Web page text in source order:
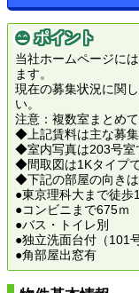
ポイント
当社ホームページに
ます。
現在の募集状況に関
い。
注意：複数室まとめ
◆上記賃料は主な募集
◆室内写真は203号室
◆間取図は1Kタイプ
◆下記の部屋の向き
●東京理科大まで徒歩
●コンビニまで675ｍ
●バス・トイレ別
●独立洗面台付（101
●角部屋出窓有